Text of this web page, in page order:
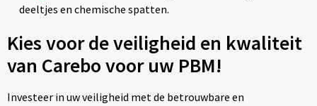
deeltjes en chemische spatten.
Kies voor de veiligheid en kwaliteit
van Carebo voor uw PBM!
Investeer in uw veiligheid met de betrouwbare en